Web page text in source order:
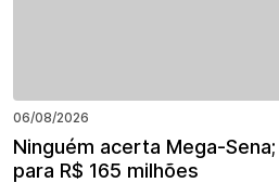
06/08/2026
Ninguém acerta Mega-
para R$ 165 milhões